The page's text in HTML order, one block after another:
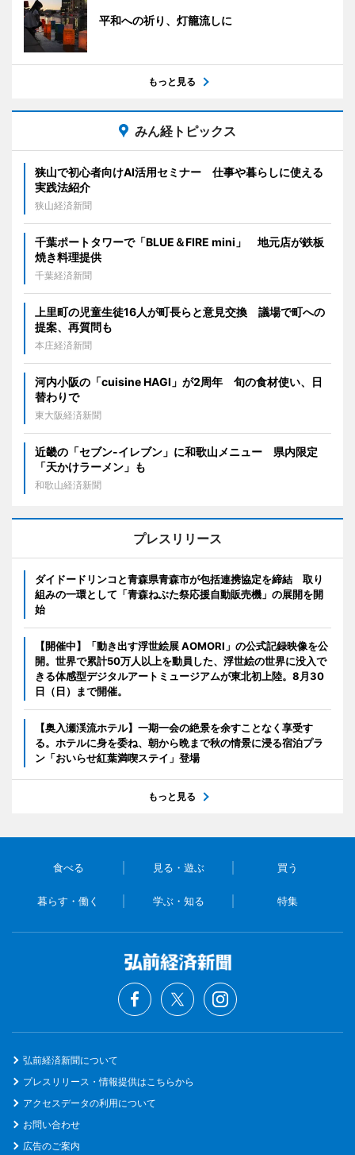
平和への祈り、灯籠流しに
もっと見る
みん経トピックス
狭山で初心者向けAI活用セミナー 仕事や暮らしに使える
実践法紹介
狭山経済新聞
千葉ポートタワーで「BLUE＆FIRE mini」 地元店が鉄板
焼き料理提供
千葉経済新聞
上里町の児童生徒16人が町長らと意見交換 議場で町への
提案、再質問も
本庄経済新聞
河内小阪の「cuisine HAGI」が2周年 旬の食材使い、日
替わりで
東大阪経済新聞
近畿の「セブン-イレブン」に和歌山メニュー 県内限定
「天かけラーメン」も
和歌山経済新聞
プレスリリース
ダイドードリンコと青森県青森市が包括連携協定を締結 取り
組みの一環として「青森ねぶた祭応援自動販売機」の展開を開
始
【開催中】「動き出す浮世絵展 AOMORI」の公式記録映像を公
開。世界で累計50万人以上を動員した、浮世絵の世界に没入で
きる体感型デジタルアートミュージアムが東北初上陸。8月30
日（日）まで開催。
【奥入瀬渓流ホテル】一期一会の絶景を余すことなく享受す
る。ホテルに身を委ね、朝から晩まで秋の情景に浸る宿泊プラ
ン「おいらせ紅葉満喫ステイ」登場
もっと見る
食べる 見る・遊ぶ 買う
暮らす・働く 学ぶ・知る 特集
弘前経済新聞について
プレスリリース・情報提供はこちらから
アクセスデータの利用について
お問い合わせ
広告のご案内